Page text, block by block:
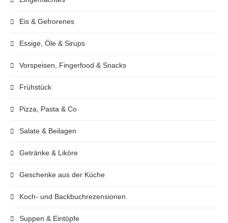
Eis & Gefrorenes
Essige, Öle & Sirups
Vorspeisen, Fingerfood & Snacks
Frühstück
Pizza, Pasta & Co
Salate & Beilagen
Getränke & Liköre
Geschenke aus der Küche
Koch- und Backbuchrezensionen
Suppen & Eintöpfe